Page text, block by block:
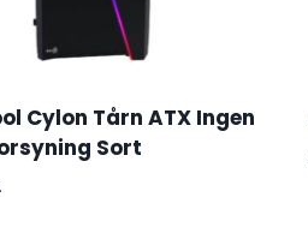
Cylon Tårn ATX Ingen
Sort